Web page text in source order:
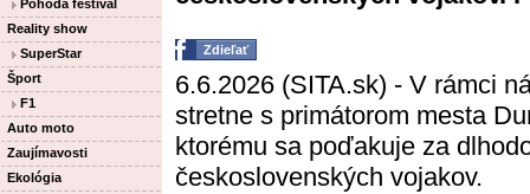
Pohoda festival
Reality show
SuperStar
Šport
F1
Auto moto
Zaujímavosti
Ekológia
Zdieľať
6.6.2026 (SITA.sk) - V rámci
stretne s primátorom mesta
ktorému sa poďakuje za
československých vojakov.